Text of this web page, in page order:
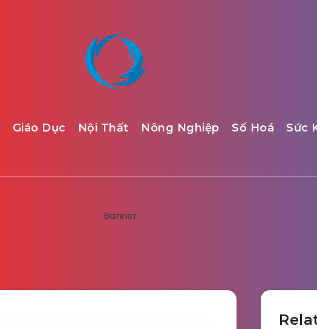
Giáo Dục Nội Thất Nông Nghiệp Số Hoá Sức